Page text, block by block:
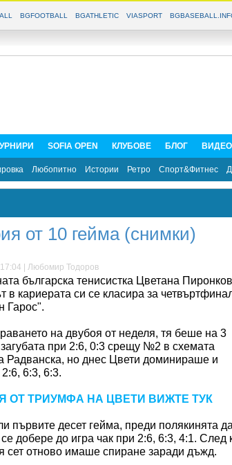
BGFOOTBALL BGATHLETIC VIASPORT
SOFIA OPEN КЛУБОВЕ БЛОГ ВИДЕО
Любопитно Истории Ретро Спорт&Фитнес
от 10 гейма (снимки)
| Любомир Тодоров
българска тенисистка Цветана
в кариерата си се класира за
Гарос".
на двубоя от неделя, тя беше на 3
при 2:6, 0:3 срещу №2 в схемата
Радванска, но днес Цвети доминираше и
6:3, 6:3.
ОТ ТРИУМФА НА ЦВЕТИ ВИЖТЕ ТУК
първите десет гейма, преди полякинята да
добере до игра чак при 2:6, 6:3, 4:1. След
сет отново имаше спиране заради дъжд.